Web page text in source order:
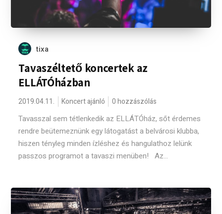
tixa
Tavaszéltető koncertek az
ELLÁTÓházban
2019.04.11. Koncert ajánló 0 hozzászólás
Tavasszal sem tétlenkedik az ELLÁTÓház, sőt érdemes
rendre beütemeznünk egy látogatást a belvárosi klubba,
hiszen tényleg minden ízléshez és hangulathoz lelünk
passzos programot a tavaszi menüben! Az...